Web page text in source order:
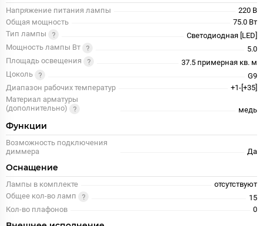
Напряжение питания лампы
220 В
Общая мощность
75.0 Вт
Тип лампы
Светодиодная [LED]
Мощность лампы Вт
5.0
Площадь освещения
37.5 примерная кв. м
Цоколь
G9
Диапазон рабочих температур
+1-[+35]
Материал арматуры
(дополнительно)
медь
Функции
Возможность подключения
диммера
Да
Оснащение
Лампы в комплекте
отсутствуют
Общее кол-во ламп
15
Кол-во плафонов
0